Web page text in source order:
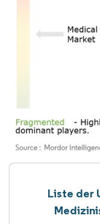
Liste der